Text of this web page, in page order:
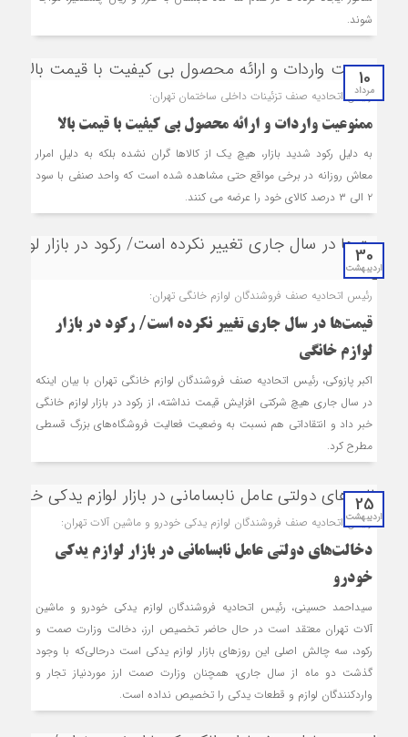
شوند.
10
مرداد
رئیس اتحادیه صنف تزئینات داخلی ساختمان تهران:
ممنوعیت واردات و ارائه محصول بی کیفیت با قیمت بالا
به دلیل رکود شدید بازار، هیچ یک از کالاها گران نشده بلکه به دلیل امرار
‌معاش روزانه در برخی مواقع حتی مشاهده شده است که واحد صنفی با سود
۲ الی ۳ درصد کالای خود را عرضه می ‌کنند.
30
اردیبهشت
رئیس اتحادیه صنف فروشندگان لوازم خانگی تهران:
قیمت‌ها در سال جاری تغییر نکرده است/ رکود در بازار
لوازم خانگی
اکبر پازوکی، رئیس اتحادیه صنف فروشندگان لوازم خانگی تهران با بیان اینکه
در سال جاری هیچ شرکتی افزایش قیمت نداشته، از رکود در بازار لوازم خانگی
خبر داد و انتقاداتی هم نسبت به وضعیت فعالیت فروشگاه‌های بزرگ قسطی
مطرح کرد.
25
اردیبهشت
رئیس اتحادیه صنف فروشندگان لوازم یدکی خودرو و ماشین آلات تهران:
دخالت‌‎های دولتی عامل نابسامانی در بازار لوازم یدکی
خودرو
سیداحمد حسینی، رئیس اتحادیه فروشندگان لوازم یدکی خودرو و ماشین
آلات تهران معتقد است در حال حاضر تخصیص ارز، دخالت وزارت صمت و
رکود، سه چالش اصلی این روزهای بازار لوازم یدکی است درحالی‌که با وجود
گذشت دو ماه از سال جاری، همچنان وزارت صمت ارز موردنیاز تجار و
واردکنندگان لوازم و قطعات یدکی را تخصیص نداده است.